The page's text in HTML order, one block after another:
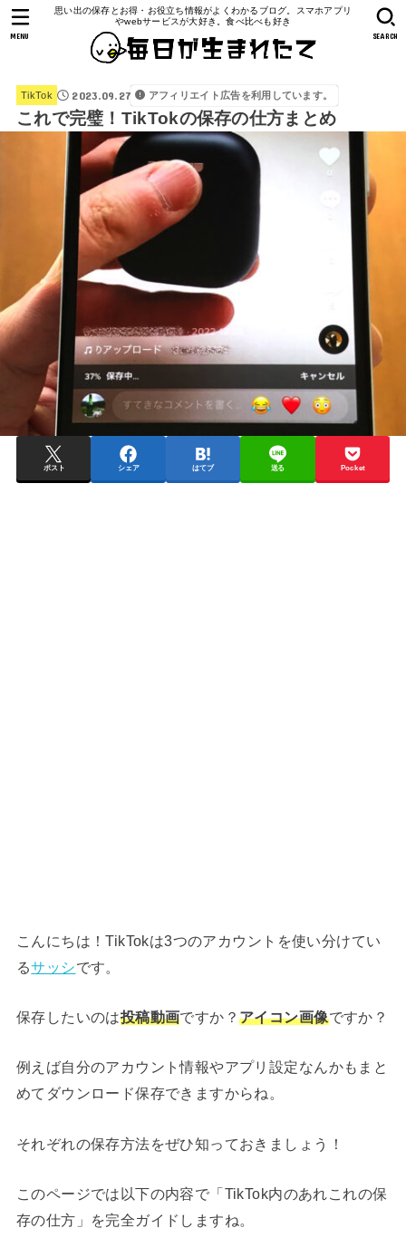
思い出の保存とお得・お役立ち情報がよくわかるブログ。スマホアプリ
やwebサービスが大好き。食べ比べも好き
SEARCH
MENU
TikTok 2023.09.27 アフィリエイト広告を利用しています。
これで完璧！TikTokの保存の仕方まとめ
ポスト シェア はてブ 送る Pocket
こんにちは！TikTokは3つのアカウントを使い分けてい
るサッシです。
保存したいのは投稿動画ですか？アイコン画像ですか？
例えば自分のアカウント情報やアプリ設定なんかもまと
めてダウンロード保存できますからね。
それぞれの保存方法をぜひ知っておきましょう！
このページでは以下の内容で「TikTok内のあれこれの保
存の仕方」を完全ガイドしますね。